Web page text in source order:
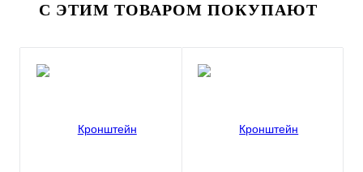
С ЭТИМ ТОВАРОМ ПОКУПАЮТ